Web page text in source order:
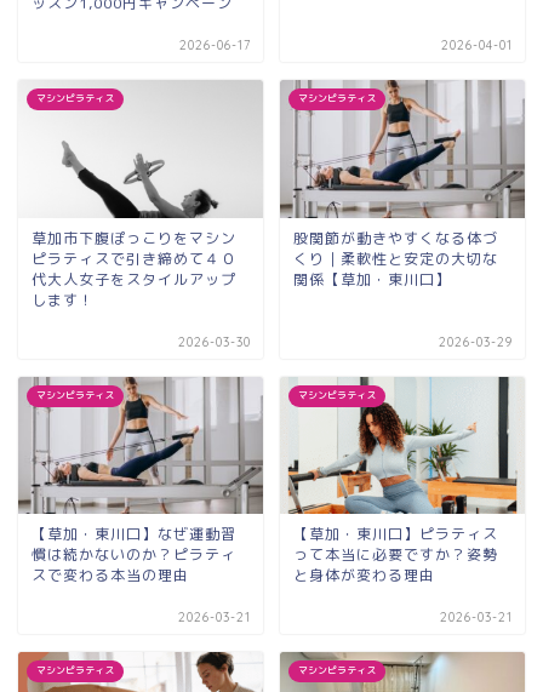
2026-06-17 2026-04-01
マシンピラティス
草加市下腹ぽっこりをマシン
ピラティスで引き締めて４０
代大人女子をスタイルアップ
します！
2026-03-30
マシンピラティス
股関節が動きやすくなる体づ
くり｜柔軟性と安定の大切な
関係【草加・東川口】
2026-03-29
マシンピラティス
【草加・東川口】なぜ運動習
慣は続かないのか？ピラティ
スで変わる本当の理由
2026-03-21
マシンピラティス
【草加・東川口】ピラティス
って本当に必要ですか？姿勢
と身体が変わる理由
2026-03-21
マシンピラティス マシンピラティス